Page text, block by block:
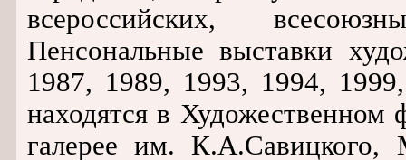
всероссийских,
Пенсональные выставки
1987, 1989, 1993, 1994,
находятся в Художественном
галерее им. К.А.Савицкого,